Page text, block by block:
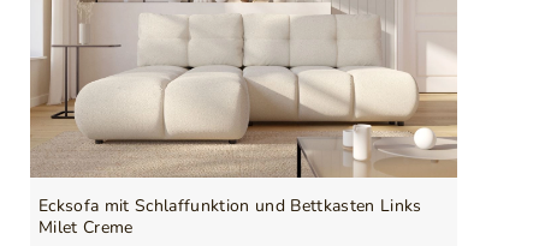
Anzahl der Pakete 2
Gewicht 96 kg
Kissen inklusive Ja
Verantwortliche Stelle für
dieses Produkt in der EU
GrainGold Sp z o.o.
Mehr
Ecksofa mit Schlaffunktion und Bettkasten Links
Milet Creme